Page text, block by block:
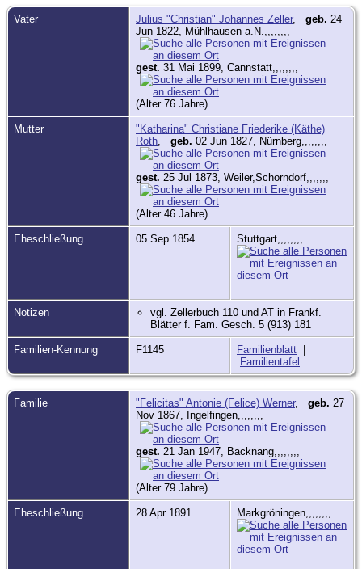
Vater Julius "Christian" Johannes Zeller, geb. 24
Jun 1822, Mühlhausen a.N.,,,,,,,,
gest. 31 Mai 1899, Cannstatt,,,,,,,,
(Alter 76 Jahre)
Mutter
"Katharina" Christiane Friederike (Käthe)
Roth, geb. 02 Jun 1827, Nürnberg,,,,,,,,
gest. 25 Jul 1873, Weiler,Schorndorf,,,,,,,
(Alter 46 Jahre)
Eheschließung 05 Sep 1854 Stuttgart,,,,,,,,
Notizen
vgl. Zellerbuch 110 und AT in Frankf.
Blätter f. Fam. Gesch. 5 (913) 181
Familien-Kennung F1145 Familienblatt
Familientafel
Familie "Felicitas" Antonie (Felice) Werner, geb. 27
Nov 1867, Ingelfingen,,,,,,,,
gest. 21 Jan 1947, Backnang,,,,,,,,
(Alter 79 Jahre)
Eheschließung 28 Apr 1891 Markgröningen,,,,,,,,